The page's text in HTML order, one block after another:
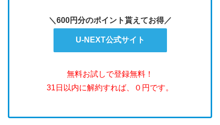
＼600円分のポイント貰えてお得／
U-NEXT公式サイト
無料お試しで登録無料！
31日以内に解約すれば、０円です。